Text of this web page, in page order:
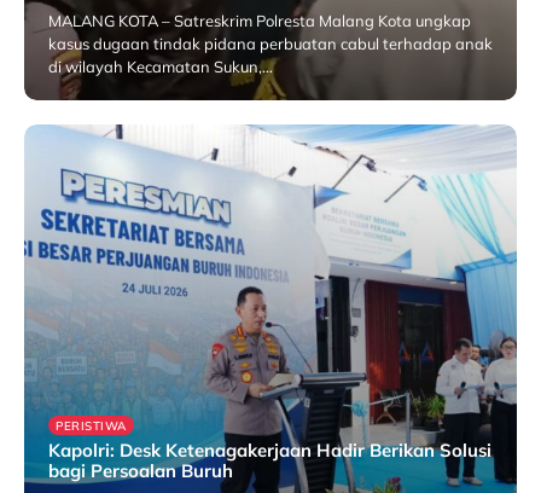
MALANG KOTA – Satreskrim Polresta Malang Kota ungkap
kasus dugaan tindak pidana perbuatan cabul terhadap anak
di wilayah Kecamatan Sukun,…
25 July 2026
PERISTIWA
Kapolri: Desk Ketenagakerjaan Hadir Berikan Solusi
bagi Persoalan Buruh